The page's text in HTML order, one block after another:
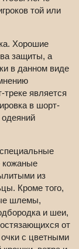
той или
Хорошие
защиты, а
в данном виде
является
в шорт-
кожаные
из
Кроме того,
шлемы,
и шеи,
от
с цветными